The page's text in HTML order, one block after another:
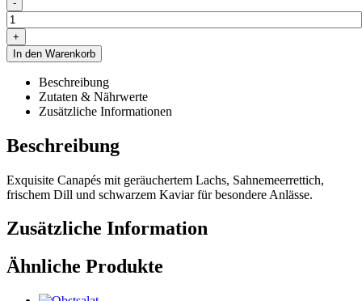
-
+
In den Warenkorb
Beschreibung
Zutaten & Nährwerte
Zusätzliche Informationen
Beschreibung
Exquisite Canapés mit geräuchertem Lachs, Sahnemeerrettich,
frischem Dill und schwarzem Kaviar für besondere Anlässe.
Zusätzliche Information
Ähnliche Produkte